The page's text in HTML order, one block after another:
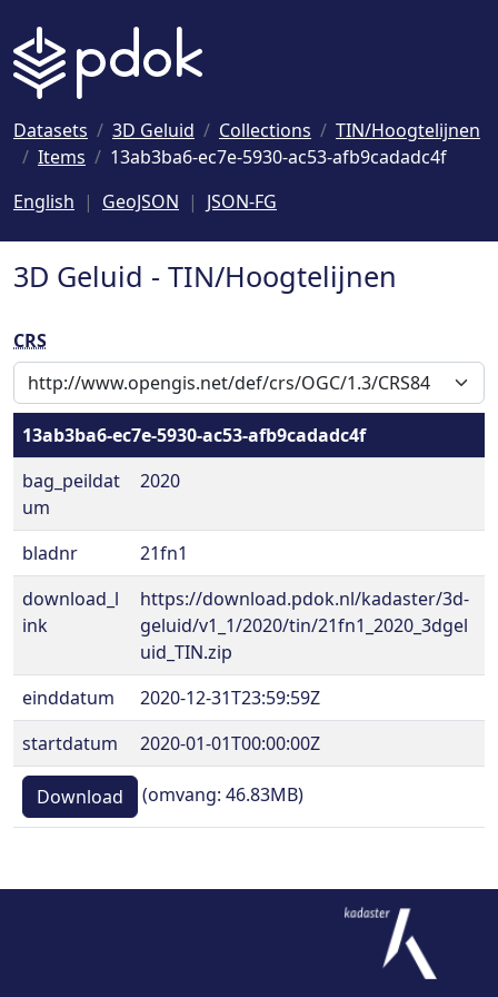
Datasets 3D Geluid Collections
TIN/Hoogtelijnen
Items
13ab3ba6-ec7e-5930-ac53-afb9cadadc4f
English
GeoJSON JSON-FG
3D Geluid - TIN/Hoogtelijnen
CRS
13ab3ba6-ec7e-5930-ac53-afb9cadadc4f
bag_peildat
um
2020
bladnr
21fn1
download_l
ink
https://download.pdok.nl/kadaster/3d-
geluid/v1_1/2020/tin/21fn1_2020_3dgel
uid_TIN.zip
einddatum
2020-12-31T23:59:59Z
startdatum
2020-01-01T00:00:00Z
Download (omvang: 46.83MB)